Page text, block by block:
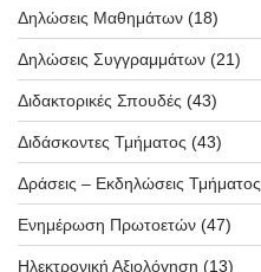
Δηλώσεις Μαθημάτων (18)
Δηλώσεις Συγγραμμάτων (21)
Διδακτορικές Σπουδές (43)
Διδάσκοντες Τμήματος (43)
Δράσεις – Εκδηλώσεις Τμήματος
Ενημέρωση Πρωτοετών (47)
Ηλεκτρονική Αξιολόγηση (13)